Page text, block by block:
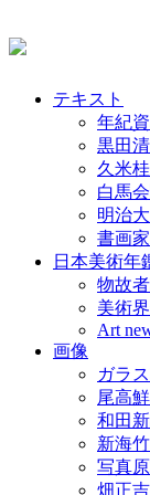
テキスト
年紀
黒田
久米
白馬
明治
書画
日本美術年
物故
美術
Art
画像
ガラ
尾高
和田
新海
写真
畑正